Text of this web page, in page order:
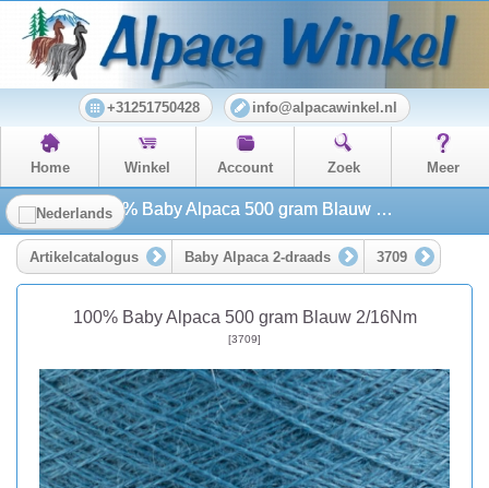
+31251750428 info@alpacawinkel.nl
Home Winkel Account Zoek Meer
100% Baby Alpaca 500 gram Blauw 2/16Nm
Artikelcatalogus Baby Alpaca 2-draads 3709
100% Baby Alpaca 500 gram Blauw 2/16Nm
[3709]